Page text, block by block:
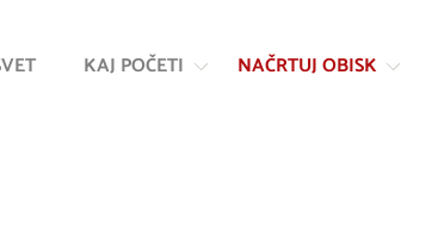
vsebino
KAJ POČETI NAČRTUJ OBISK